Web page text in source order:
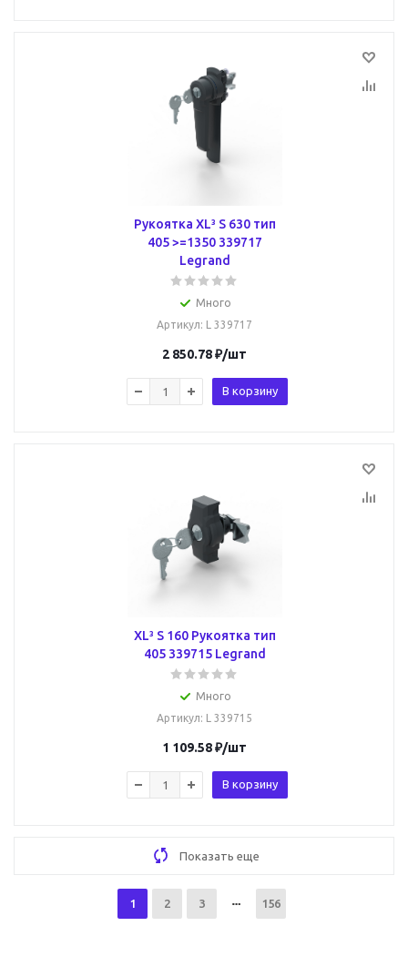
Рукоятка XL³ S 630 тип
405 >=1350 339717
Legrand
Много
Артикул: L 339717
2 850.78₽/шт
В корзину
XL³ S 160 Рукоятка тип
405 339715 Legrand
Много
Артикул: L 339715
1 109.58₽/шт
В корзину
Показать еще
1 2 3 156